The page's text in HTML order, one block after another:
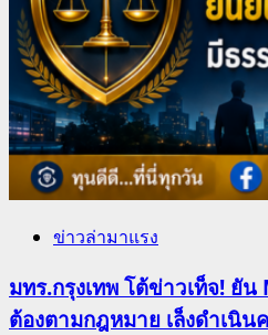
ข่าวล่ามาแรง
มทร.กรุงเทพ โต้ข่าวเท็จ! ยั
ต้องตามกฎหมาย เล็งดำเนิ